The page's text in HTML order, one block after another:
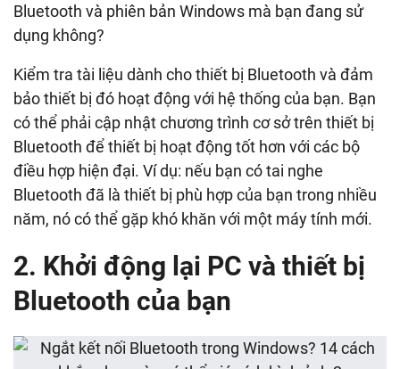
Bluetooth và phiên bản Windows mà bạn đang sử
dụng không?
Kiểm tra tài liệu dành cho thiết bị Bluetooth và đảm
bảo thiết bị đó hoạt động với hệ thống của bạn. Bạn
có thể phải cập nhật chương trình cơ sở trên thiết bị
Bluetooth để thiết bị hoạt động tốt hơn với các bộ
điều hợp hiện đại. Ví dụ: nếu bạn có tai nghe
Bluetooth đã là thiết bị phù hợp của bạn trong nhiều
năm, nó có thể gặp khó khăn với một máy tính mới.
2. Khởi động lại PC và thiết bị
Bluetooth của bạn